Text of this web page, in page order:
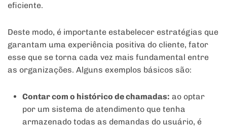
eficiente.
Deste modo, é importante estabelecer estratégias que
garantam uma experiência positiva do cliente, fator
esse que se torna cada vez mais fundamental entre
as organizações. Alguns exemplos básicos são:
Contar com o histórico de chamadas: ao optar
por um sistema de atendimento que tenha
armazenado todas as demandas do usuário, é